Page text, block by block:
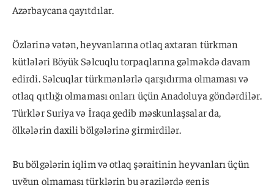
Azərbaycana qayıtdılar.
Özlərinə vətən, heyvanlarına otlaq axtaran türkmən
kütlələri Böyük Səlcuqlu torpaqlarına gəlməkdə davam
edirdi. Səlcuqlar türkmənlərlə qarşıdırma olmaması və
otlaq qıtlığı olmaması onları üçün Anadoluya göndərdilər.
Türklər Suriya və İraqa gedib məskunlaşsalar da,
ölkələrin daxili bölgələrinə girmirdilər.
Bu bölgələrin iqlim və otlaq şəraitinin heyvanları üçün
uyğun olmaması türklərin bu ərazilərdə geniş